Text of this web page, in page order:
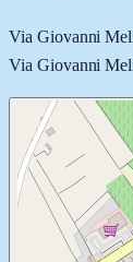
Via Giovanni
Via Giovanni